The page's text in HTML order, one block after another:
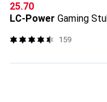
CHF
25.70
LC-Power Gaming
159